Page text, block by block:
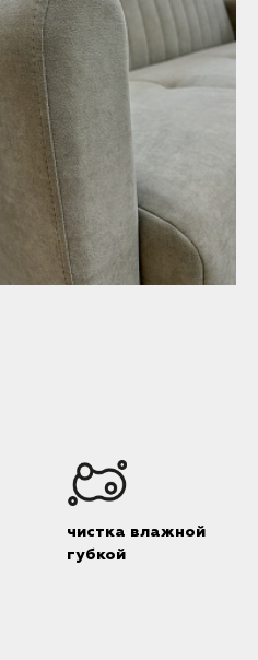
чистка влажной
губкой